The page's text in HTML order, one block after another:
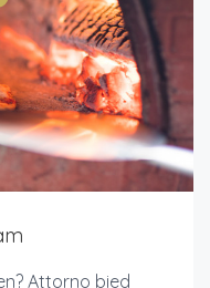
Attorno bied